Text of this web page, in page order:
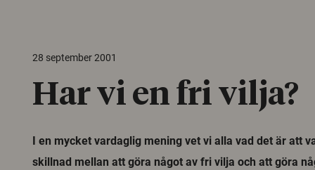
28 september 2001
Har vi en fri vilja?
I en mycket vardaglig mening vet vi alla vad det är att
skillnad mellan att göra något av fri vilja och att göra